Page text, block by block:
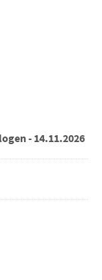
- 14.11.2026